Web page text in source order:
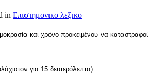
in Επιστημονικο λεξικο
και χρόνο προκειμένου να
για 15 δευτερόλεπτα)